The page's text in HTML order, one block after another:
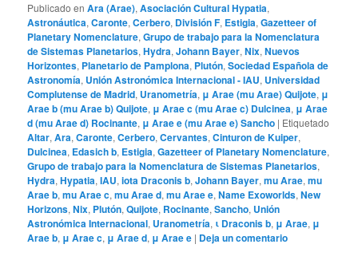
Publicado en Ara (Arae),Asociación Cultural Hypatia,
Astronáutica,Caronte,Cerbero, División F, Estigia,Gazetteer of
Planetary Nomenclature,Grupo de trabajo para la Nomenclatura
de Sistemas Planetarios,Hydra,Johann Bayer,Nix,Nuevos
Horizontes, Planetario de Pamplona, Plutón,Sociedad Española de
Astronomía, Unión Astronómica Internacional - IAU, Universidad
Complutense de Madrid, Uranometría, μ Arae (mu Arae) Quijote, μ
Arae b (mu Arae b) Quijote, μ Arae c (mu Arae c) Dulcinea, μ Arae
d (mu Arae d) Rocinante, μ Arae e (mu Arae e) Sancho | Etiquetado
Altar,Ara,Caronte,Cerbero,Cervantes,Cinturon de Kuiper,
Dulcinea, Edasich b, Estigia,Gazetteer of Planetary Nomenclature,
Grupo de trabajo para la Nomenclatura de Sistemas Planetarios,
Hydra,Hypatia,IAU,iota Draconis b,Johann Bayer,mu Arae,mu
Arae b,mu Arae c,mu Arae d,mu Arae e,Name Exoworlds,New
Horizons,Nix, Plutón,Quijote, Rocinante,Sancho, Unión
Astronómica Internacional, Uranometría, ι Draconis b, μ Arae, μ
Arae b, μ Arae c, μ Arae d, μ Arae e | Deja un comentario